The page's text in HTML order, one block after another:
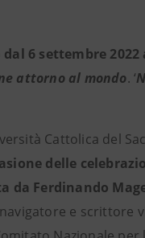
dal 6 settembre 2022
attorno al mondo. ‘
Cattolica del
delle
da Ferdinando
e scrittore